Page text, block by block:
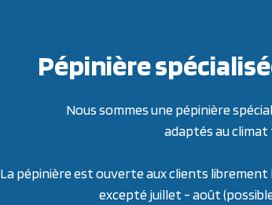
Pépinière
Nous sommes une pépinière
adaptés au climat
La pépinière est ouverte aux clients librement
excepté juillet - août